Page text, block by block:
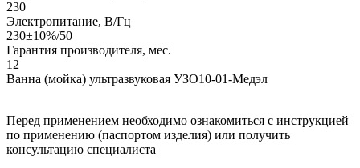
230
Электропитание, В/Гц
230±10%/50
Гарантия производителя, мес.
12
Ванна (мойка) ультразвуковая УЗО10-01-Медэл
Перед применением необходимо ознакомиться с инструкцией
по применению (паспортом изделия) или получить
консультацию специалиста